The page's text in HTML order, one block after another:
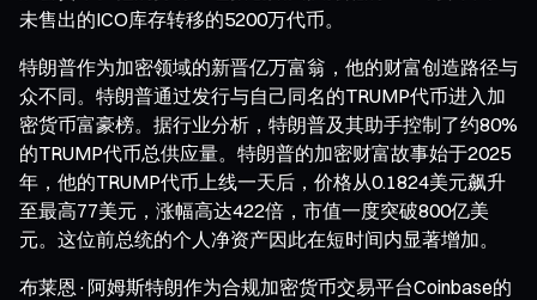
未售出的ICO库存转移的5200万代币。
特朗普作为加密领域的新晋亿万富翁，他的财富创造路径与
众不同。特朗普通过发行与自己同名的TRUMP代币进入加
密货币富豪榜。据行业分析，特朗普及其助手控制了约80%
的TRUMP代币总供应量。特朗普的加密财富故事始于2025
年，他的TRUMP代币上线一天后，价格从0.1824美元飙升
至最高77美元，涨幅高达422倍，市值一度突破800亿美
元。这位前总统的个人净资产因此在短时间内显著增加。
布莱恩·阿姆斯特朗作为合规加密货币交易平台Coinbase的